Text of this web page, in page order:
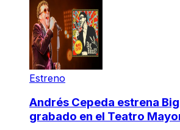
Estreno
Andrés Cepeda estrena
grabado en el Teatro